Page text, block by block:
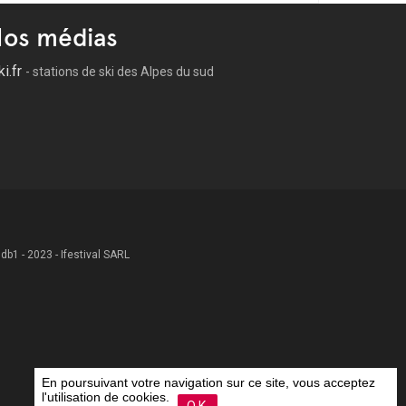
médias
- stations de ski des Alpes du sud
- 2023 - Ifestival SARL
En poursuivant votre navigation sur ce site, vous acceptez
l'utilisation de cookies.